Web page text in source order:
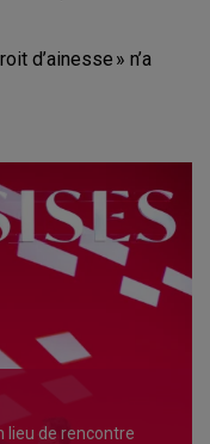
d’ainesse » n’a
lieu de rencontre